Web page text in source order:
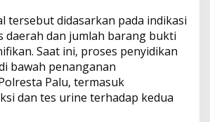
tersebut didasarkan pada indikasi
daerah dan jumlah barang bukti
Saat ini, proses penyidikan
bawah penanganan
Palu, termasuk
dan tes urine terhadap kedua